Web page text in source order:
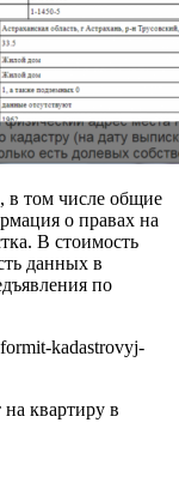
в том числе общие
о правах на
В стоимость
данных в
по
kadastrovyj-
квартиру в